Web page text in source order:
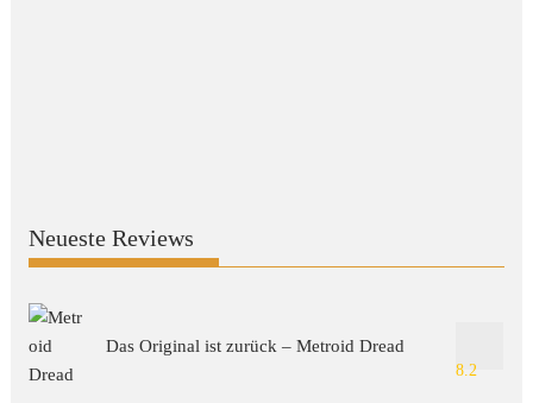
Neueste Reviews
Das Original ist zurück – Metroid Dread
8.2